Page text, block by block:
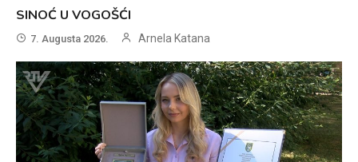
SINOĆ U VOGOŠĆI
7. Augusta 2026. Arnela Katana